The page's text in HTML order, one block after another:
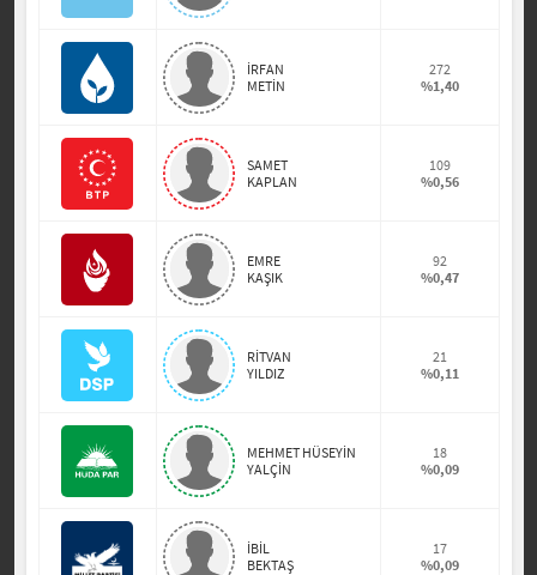
İRFAN
METİN
272
%1,40
SAMET
KAPLAN
109
%0,56
EMRE
KAŞIK
92
%0,47
RİTVAN
YILDIZ
21
%0,11
MEHMET HÜSEYİN
YALÇİN
18
%0,09
İBİL
BEKTAŞ
17
%0,09